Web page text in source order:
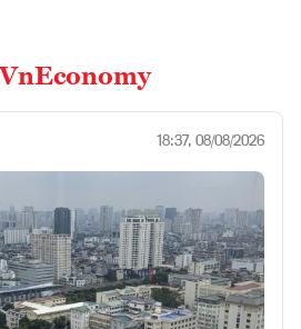
VnEconomy
18:37, 08/08/2026